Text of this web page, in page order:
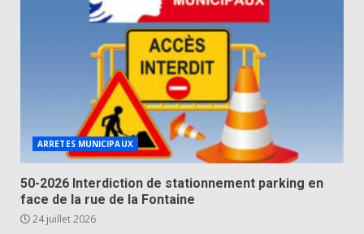
ARRETES MUNICIPAUX
50-2026 Interdiction de stationnement parking en
face de la rue de la Fontaine
24 juillet 2026